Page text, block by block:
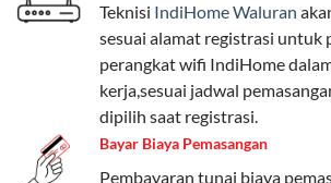
Paket Easy cocok untuk kebutuhan
Complete untuk yang menginginkan
dan Paket Dynamic IP untuk
memprioritaskan kecepatan internet
Paket Telkomsel One dengan Kuota
Teknisi IndiHome Waluran
sesuai alamat registrasi untuk
perangkat wifi IndiHome
kerja,sesuai jadwal
dipilih saat registrasi.
Bayar Biaya Pemasangan
Pembayaran tunai biaya